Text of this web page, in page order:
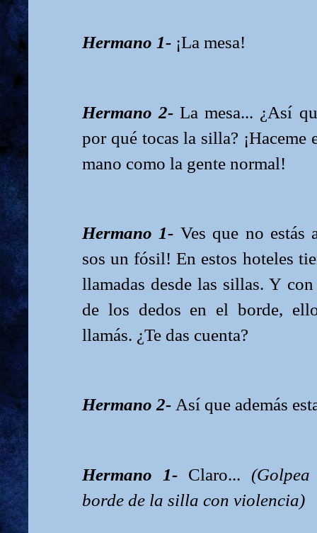
Hermano 1- ¡La mesa!
Hermano 2- La mesa... ¿Así
por qué tocas la silla?
mano como la gente normal!
Hermano 1- Ves que no estás
sos un fósil! En estos hoteles
llamadas desde las sillas. Y
de los dedos en el borde,
llamás. ¿Te das cuenta?
Hermano 2- Así que además
Hermano 1- Claro...
borde de la silla con violencia)